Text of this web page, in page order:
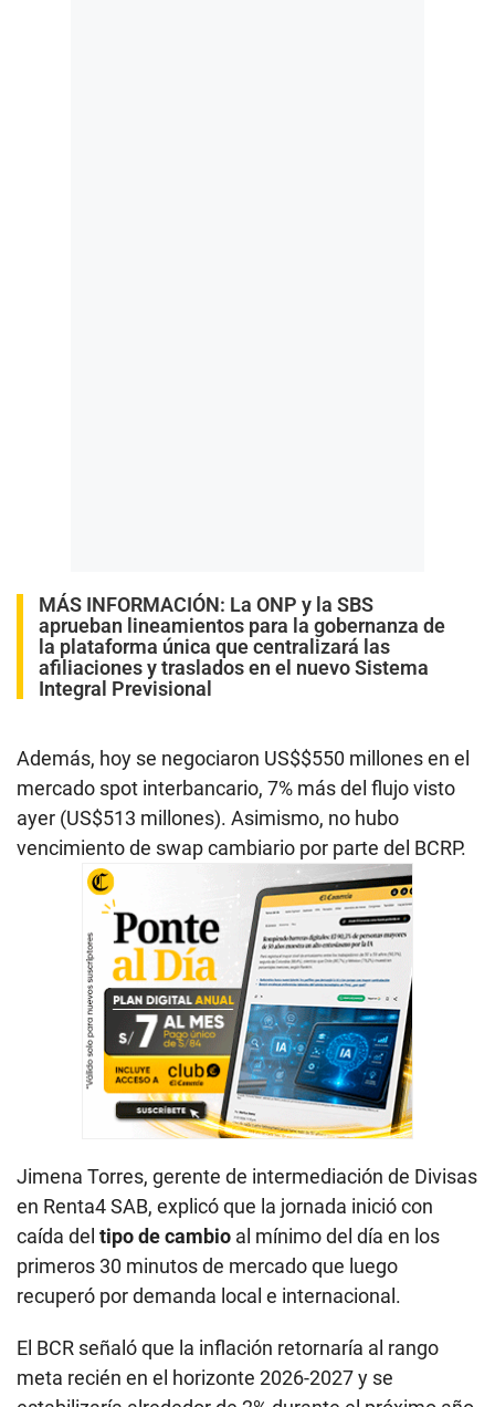
MÁS INFORMACIÓN: La ONP y la SBS
aprueban lineamientos para la gobernanza de
la plataforma única que centralizará las
afiliaciones y traslados en el nuevo Sistema
Integral Previsional
Además, hoy se negociaron US$$550 millones en el
mercado spot interbancario, 7% más del flujo visto
ayer (US$513 millones). Asimismo, no hubo
vencimiento de swap cambiario por parte del BCRP.
Jimena Torres, gerente de intermediación de Divisas
en Renta4 SAB, explicó que la jornada inició con
caída del tipo de cambio al mínimo del día en los
primeros 30 minutos de mercado que luego
recuperó por demanda local e internacional.
El BCR señaló que la inflación retornaría al rango
meta recién en el horizonte 2026-2027 y se